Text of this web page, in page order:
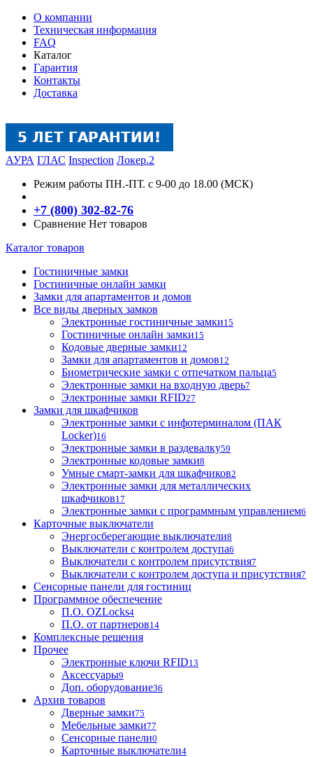
О компании
Техническая информация
FAQ
Каталог
Гарантия
Контакты
Доставка
АУРА ГЛАС Inspection Локер.2
Режим работы ПН.-ПТ. с 9-00 до 18.00 (МСК)
+7 (800) 302-82-76
Сравнение Нет товаров
Каталог товаров
Гостиничные замки
Гостиничные онлайн замки
Замки для апартаментов и домов
Все виды дверных замков
Электронные гостиничные замки15
Гостиничные онлайн замки15
Кодовые дверные замки12
Замки для апартаментов и домов12
Биометрические замки с отпечатком пальца5
Электронные замки на входную дверь7
Электронные замки RFID27
Замки для шкафчиков
Электронные замки с инфотерминалом (ПАК
Locker)16
Электронные замки в раздевалку59
Электронные кодовые замки8
Умные смарт-замки для шкафчиков2
Электронные замки для металлических
шкафчиков17
Электронные замки с программным управлением6
Карточные выключатели
Энергосберегающие выключатели8
Выключатели с контролем доступа6
Выключатели с контролем присутствия7
Выключатели с контролем доступа и присутствия7
Сенсорные панели для гостиниц
Программное обеспечение
П.О. OZLocks4
П.О. от партнеров14
Комплексные решения
Прочее
Электронные ключи RFID13
Аксессуары9
Доп. оборудование36
Архив товаров
Дверные замки75
Мебельные замки77
Сенсорные панели0
Карточные выключатели4